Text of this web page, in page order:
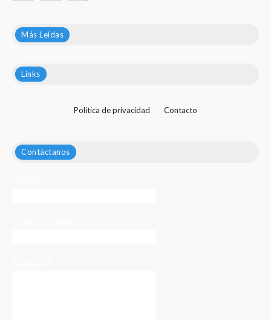
Más Leídas
Links
Política de privacidad Contacto
Contáctanos